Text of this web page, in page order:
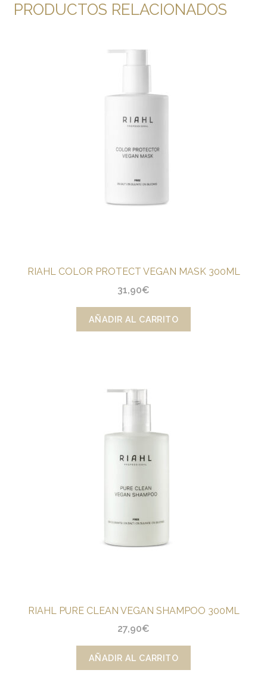
PRODUCTOS RELACIONADOS
RIAHL COLOR PROTECT VEGAN MASK 300ML
31,90€
AÑADIR AL CARRITO
RIAHL PURE CLEAN VEGAN SHAMPOO 300ML
27,90€
AÑADIR AL CARRITO